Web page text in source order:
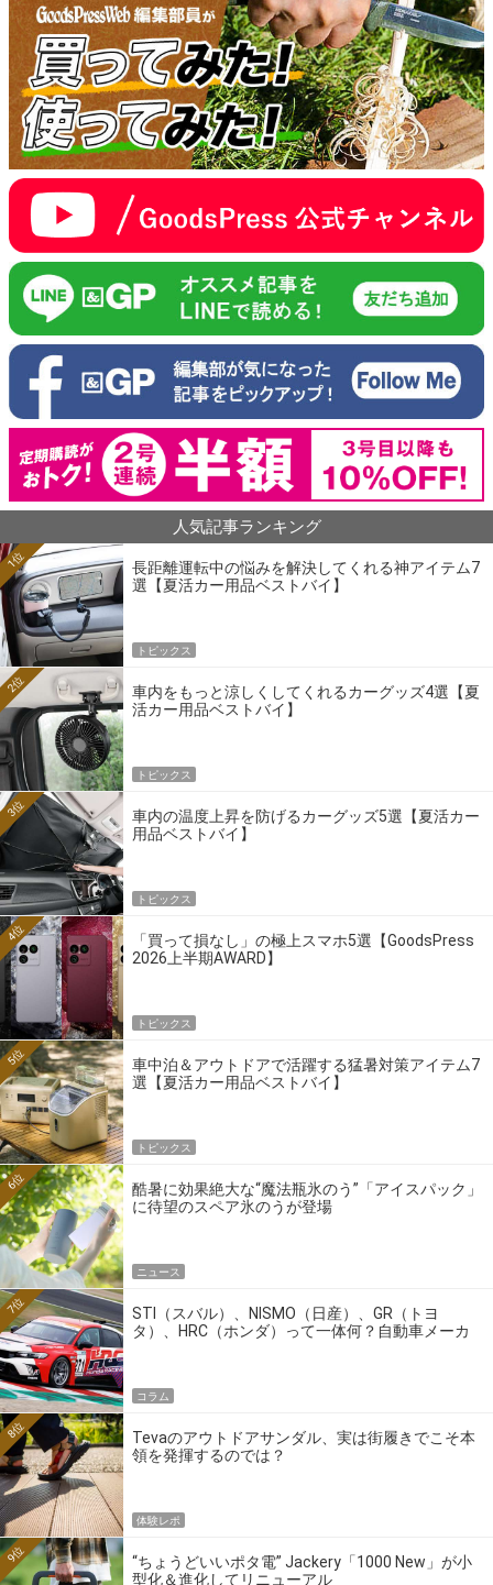
人気記事ランキング
長距離運転中の悩みを解決してくれる神アイテム7
選【夏活カー用品ベストバイ】
1位
トピックス
車内をもっと涼しくしてくれるカーグッズ4選【夏
活カー用品ベストバイ】
2位
トピックス
車内の温度上昇を防げるカーグッズ5選【夏活カー
用品ベストバイ】
3位
トピックス
「買って損なし」の極上スマホ5選【GoodsPress
2026上半期AWARD】
4位
トピックス
車中泊＆アウトドアで活躍する猛暑対策アイテム7
選【夏活カー用品ベストバイ】
5位
トピックス
酷暑に効果絶大な“魔法瓶氷のう”「アイスパック」
に待望のスペア氷のうが登場
6位
ニュース
STI（スバル）、NISMO（日産）、GR（トヨ
タ）、HRC（ホンダ）って一体何？自動車メーカ
7位
コラム
Tevaのアウトドアサンダル、実は街履きでこそ本
領を発揮するのでは？
8位
体験レポ
“ちょうどいいポタ電” Jackery「1000 New」が小
型化＆進化してリニューアル
9位